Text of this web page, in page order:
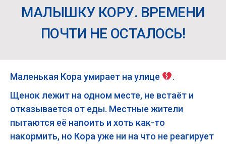
МАЛЫШКУ КОРУ. ВРЕМЕНИ
ПОЧТИ НЕ ОСТАЛОСЬ!
Маленькая Кора умирает на улице
.
Щенок лежит на одном месте, не встаёт и
отказывается от еды. Местные жители
пытаются её напоить и хоть как-то
накормить, но Кора уже ни на что не реагирует